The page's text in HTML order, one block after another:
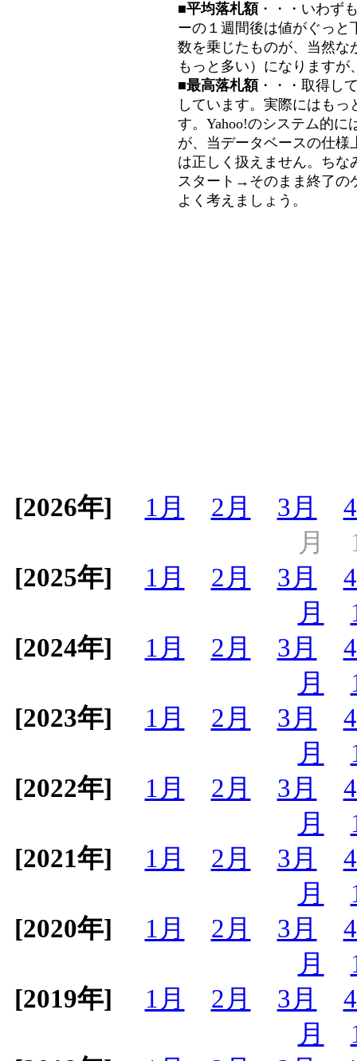
■平均落札額 ・・・いわず
ーの１週間後は値がぐっと
数を乗じたものが、当然な
もっと多い）になります
■最高落札額 ・・・取得し
しています。実際にはも
す。Yahoo!のシステム的に
が、当データベースの仕様
は正しく扱えません。ちな
スタート→そのまま終了の
よく考えましょう。
[2026年] 1月 2月 3月
月
[2025年]
1月 2月 3月
月
[2024年]
1月 2月 3月
月
[2023年]
1月 2月 3月
月
[2022年]
1月 2月 3月
月
[2021年]
1月 2月 3月
月
[2020年]
1月 2月 3月
月
[2019年]
1月 2月 3月
月